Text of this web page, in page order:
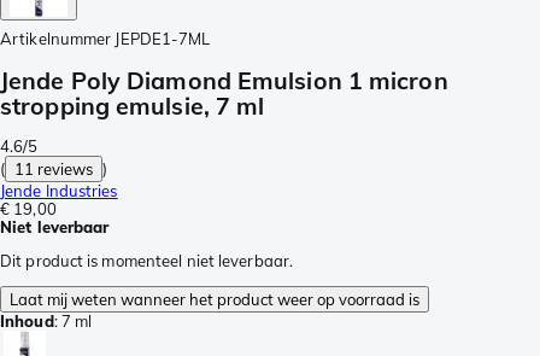
Artikelnummer JEPDE1-7ML
Jende Poly Diamond Emulsion 1 micron
stropping emulsie, 7 ml
4.6/5
( 11 reviews )
Jende Industries
€ 19,00
Niet leverbaar
Dit product is momenteel niet leverbaar.
Laat mij weten wanneer het product weer op voorraad is
Inhoud:7 ml